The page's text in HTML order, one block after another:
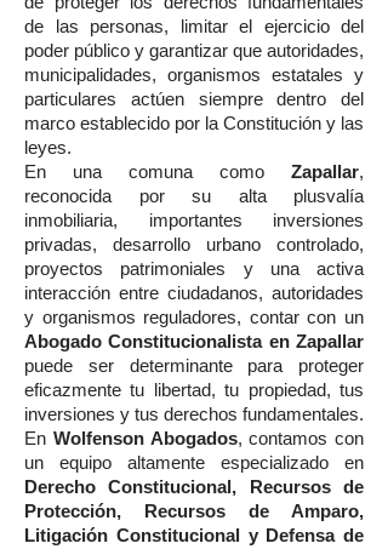
de las personas, limitar el ejercicio del
poder público y garantizar que autoridades,
municipalidades, organismos estatales y
particulares actúen siempre dentro del
marco establecido por la Constitución y las
leyes.
En una comuna como Zapallar,
reconocida por su alta plusvalía
inmobiliaria, importantes inversiones
privadas, desarrollo urbano controlado,
proyectos patrimoniales y una activa
interacción entre ciudadanos, autoridades
y organismos reguladores, contar con un
Abogado Constitucionalista en Zapallar
puede ser determinante para proteger
eficazmente tu libertad, tu propiedad, tus
inversiones y tus derechos fundamentales.
En Wolfenson Abogados, contamos con
un equipo altamente especializado en
Derecho Constitucional, Recursos de
Protección, Recursos de Amparo,
Litigación Constitucional y Defensa de